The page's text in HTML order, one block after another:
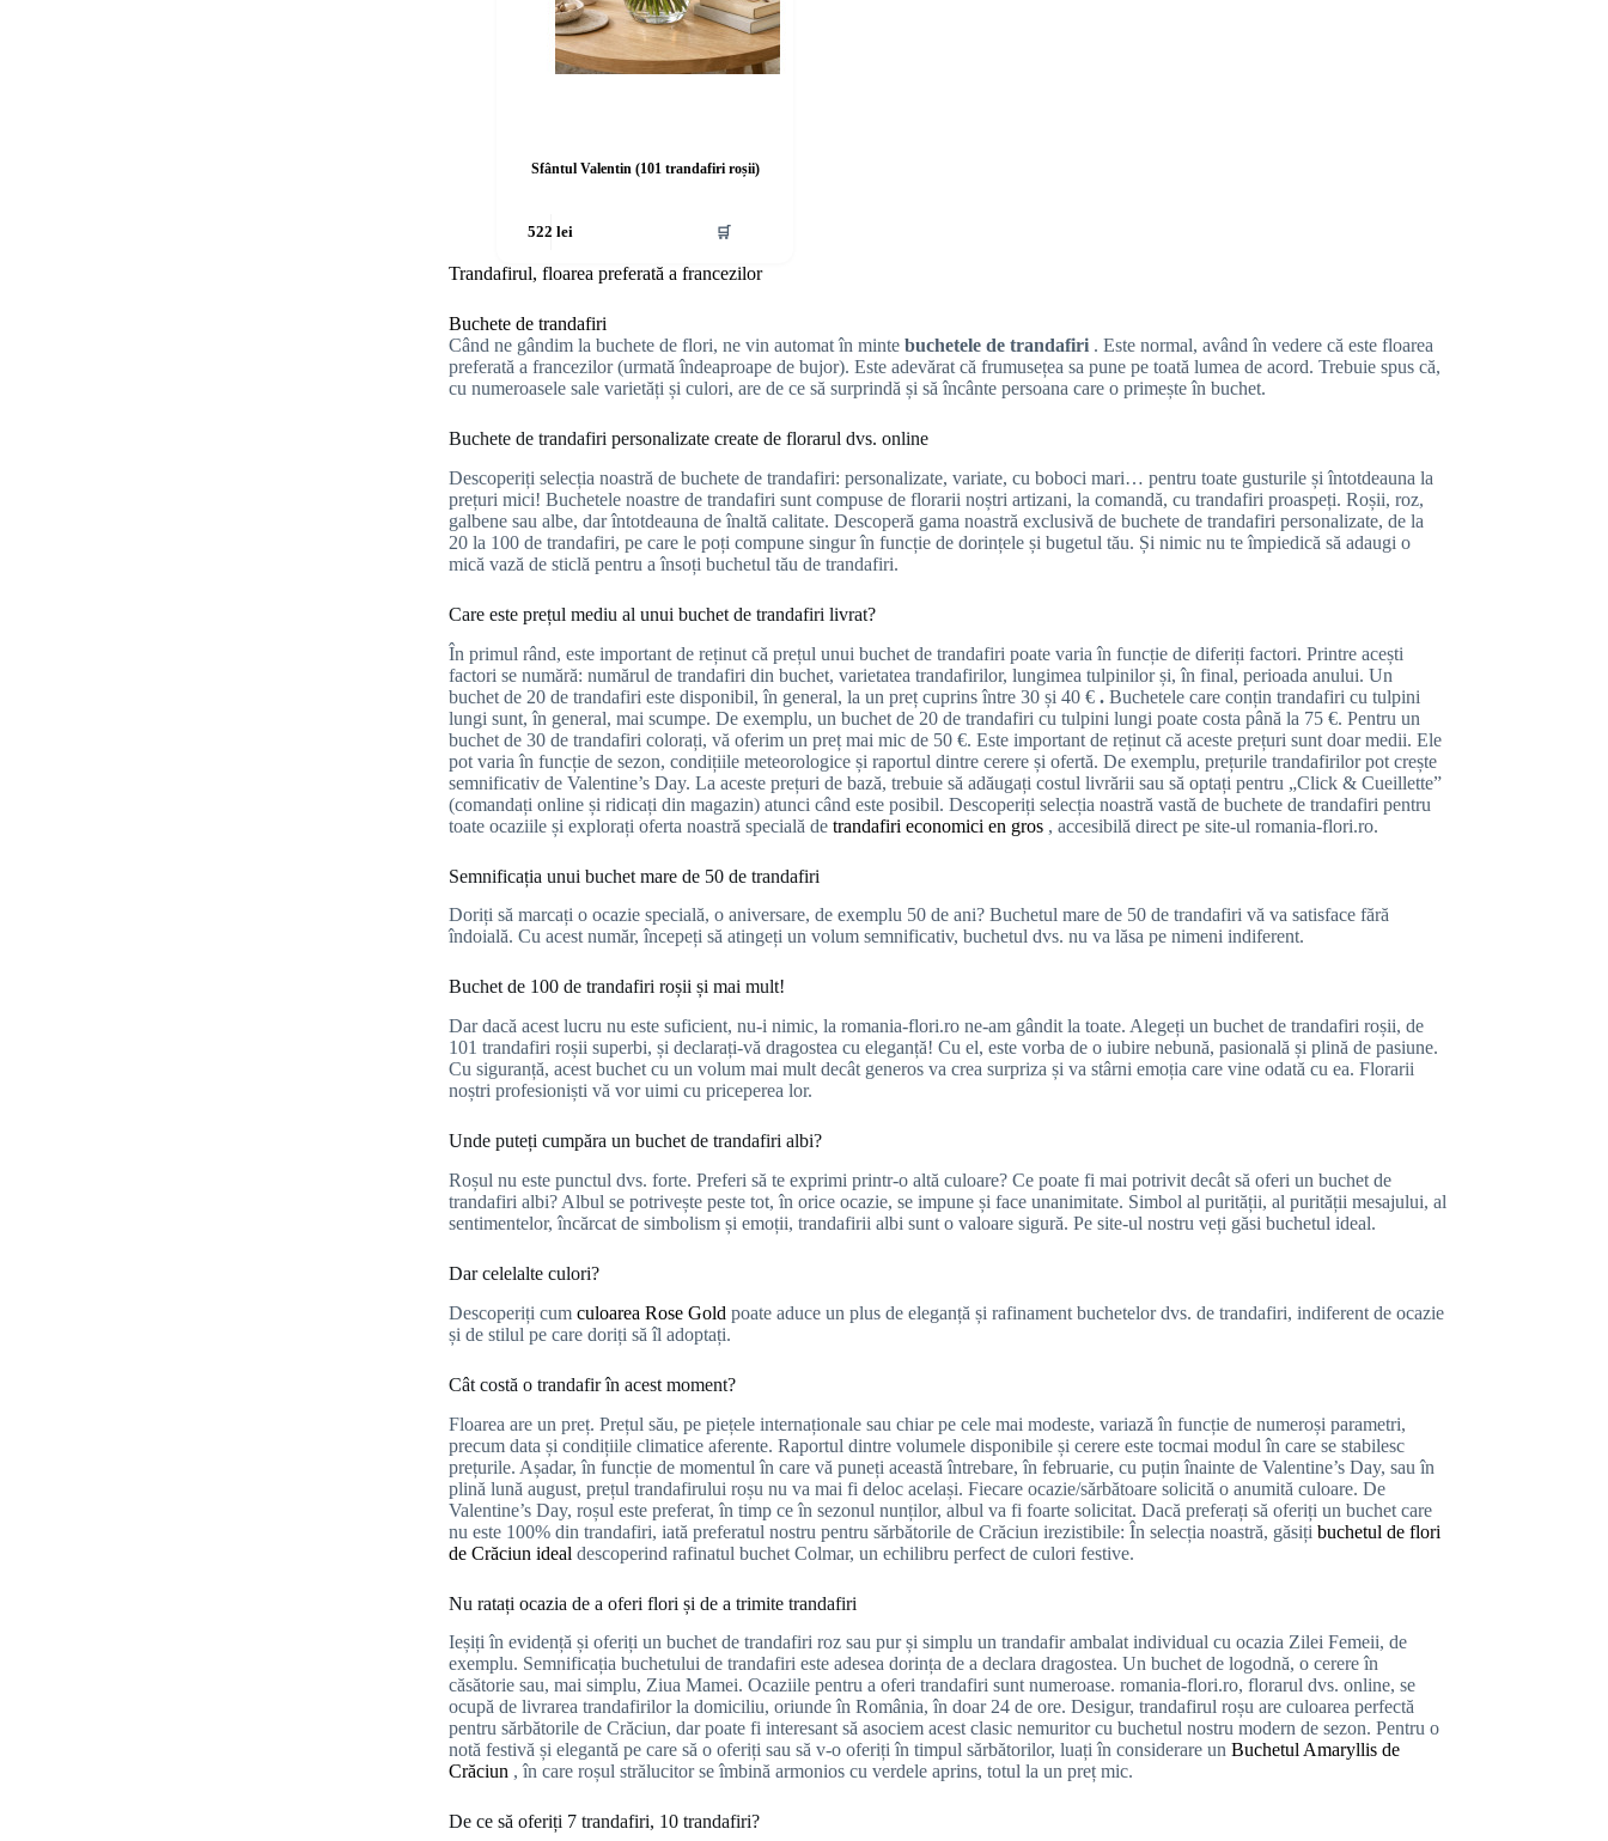
Sfântul Valentin (101 trandafiri roșii)
522 lei 🛒
Trandafirul, floarea preferată a francezilor
Buchete de trandafiri
Când ne gândim la buchete de flori, ne vin automat în minte buchetele de trandafiri . Este normal, având în vedere că este floarea
preferată a francezilor (urmată îndeaproape de bujor). Este adevărat că frumusețea sa pune pe toată lumea de acord. Trebuie spus că,
cu numeroasele sale varietăți și culori, are de ce să surprindă și să încânte persoana care o primește în buchet.
Buchete de trandafiri personalizate create de florarul dvs. online
Descoperiți selecția noastră de buchete de trandafiri: personalizate, variate, cu boboci mari… pentru toate gusturile și întotdeauna la
prețuri mici! Buchetele noastre de trandafiri sunt compuse de florarii noștri artizani, la comandă, cu trandafiri proaspeți. Roșii, roz,
galbene sau albe, dar întotdeauna de înaltă calitate. Descoperă gama noastră exclusivă de buchete de trandafiri personalizate, de la
20 la 100 de trandafiri, pe care le poți compune singur în funcție de dorințele și bugetul tău. Și nimic nu te împiedică să adaugi o
mică vază de sticlă pentru a însoți buchetul tău de trandafiri.
Care este prețul mediu al unui buchet de trandafiri livrat?
În primul rând, este important de reținut că prețul unui buchet de trandafiri poate varia în funcție de diferiți factori. Printre acești
factori se numără: numărul de trandafiri din buchet, varietatea trandafirilor, lungimea tulpinilor și, în final, perioada anului. Un
buchet de 20 de trandafiri este disponibil, în general, la un preț cuprins între 30 și 40 € . Buchetele care conțin trandafiri cu tulpini
lungi sunt, în general, mai scumpe. De exemplu, un buchet de 20 de trandafiri cu tulpini lungi poate costa până la 75 €. Pentru un
buchet de 30 de trandafiri colorați, vă oferim un preț mai mic de 50 €. Este important de reținut că aceste prețuri sunt doar medii. Ele
pot varia în funcție de sezon, condițiile meteorologice și raportul dintre cerere și ofertă. De exemplu, prețurile trandafirilor pot crește
semnificativ de Valentine’s Day. La aceste prețuri de bază, trebuie să adăugați costul livrării sau să optați pentru „Click & Cueillette”
(comandați online și ridicați din magazin) atunci când este posibil. Descoperiți selecția noastră vastă de buchete de trandafiri pentru
toate ocaziile și explorați oferta noastră specială de trandafiri economici en gros , accesibilă direct pe site-ul romania-flori.ro.
Semnificația unui buchet mare de 50 de trandafiri
Doriți să marcați o ocazie specială, o aniversare, de exemplu 50 de ani? Buchetul mare de 50 de trandafiri vă va satisface fără
îndoială. Cu acest număr, începeți să atingeți un volum semnificativ, buchetul dvs. nu va lăsa pe nimeni indiferent.
Buchet de 100 de trandafiri roșii și mai mult!
Dar dacă acest lucru nu este suficient, nu-i nimic, la romania-flori.ro ne-am gândit la toate. Alegeți un buchet de trandafiri roșii, de
101 trandafiri roșii superbi, și declarați-vă dragostea cu eleganță! Cu el, este vorba de o iubire nebună, pasională și plină de pasiune.
Cu siguranță, acest buchet cu un volum mai mult decât generos va crea surpriza și va stârni emoția care vine odată cu ea. Florarii
noștri profesioniști vă vor uimi cu priceperea lor.
Unde puteți cumpăra un buchet de trandafiri albi?
Roșul nu este punctul dvs. forte. Preferi să te exprimi printr-o altă culoare? Ce poate fi mai potrivit decât să oferi un buchet de
trandafiri albi? Albul se potrivește peste tot, în orice ocazie, se impune și face unanimitate. Simbol al purității, al purității mesajului, al
sentimentelor, încărcat de simbolism și emoții, trandafirii albi sunt o valoare sigură. Pe site-ul nostru veți găsi buchetul ideal.
Dar celelalte culori?
Descoperiți cum culoarea Rose Gold poate aduce un plus de eleganță și rafinament buchetelor dvs. de trandafiri, indiferent de ocazie
și de stilul pe care doriți să îl adoptați.
Cât costă o trandafir în acest moment?
Floarea are un preț. Prețul său, pe piețele internaționale sau chiar pe cele mai modeste, variază în funcție de numeroși parametri,
precum data și condițiile climatice aferente. Raportul dintre volumele disponibile și cerere este tocmai modul în care se stabilesc
prețurile. Așadar, în funcție de momentul în care vă puneți această întrebare, în februarie, cu puțin înainte de Valentine’s Day, sau în
plină lună august, prețul trandafirului roșu nu va mai fi deloc același. Fiecare ocazie/sărbătoare solicită o anumită culoare. De
Valentine’s Day, roșul este preferat, în timp ce în sezonul nunților, albul va fi foarte solicitat. Dacă preferați să oferiți un buchet care
nu este 100% din trandafiri, iată preferatul nostru pentru sărbătorile de Crăciun irezistibile: În selecția noastră, găsiți buchetul de flori
de Crăciun ideal descoperind rafinatul buchet Colmar, un echilibru perfect de culori festive.
Nu ratați ocazia de a oferi flori și de a trimite trandafiri
Ieșiți în evidență și oferiți un buchet de trandafiri roz sau pur și simplu un trandafir ambalat individual cu ocazia Zilei Femeii, de
exemplu. Semnificația buchetului de trandafiri este adesea dorința de a declara dragostea. Un buchet de logodnă, o cerere în
căsătorie sau, mai simplu, Ziua Mamei. Ocaziile pentru a oferi trandafiri sunt numeroase. romania-flori.ro, florarul dvs. online, se
ocupă de livrarea trandafirilor la domiciliu, oriunde în România, în doar 24 de ore. Desigur, trandafirul roșu are culoarea perfectă
pentru sărbătorile de Crăciun, dar poate fi interesant să asociem acest clasic nemuritor cu buchetul nostru modern de sezon. Pentru o
notă festivă și elegantă pe care să o oferiți sau să v-o oferiți în timpul sărbătorilor, luați în considerare un Buchetul Amaryllis de
Crăciun , în care roșul strălucitor se îmbină armonios cu verdele aprins, totul la un preț mic.
De ce să oferiți 7 trandafiri, 10 trandafiri?